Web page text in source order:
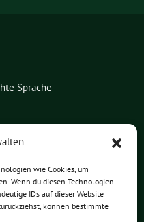
wie Cookies, um
Wenn du diesen Technologien
IDs auf dieser Website
können bestimmte
Sprache